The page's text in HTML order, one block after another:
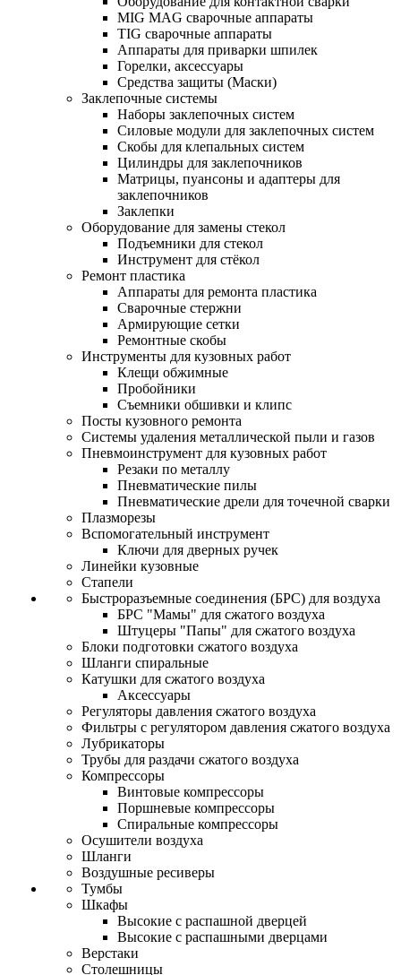
MIG MAG сварочные аппараты
TIG сварочные аппараты
Аппараты для приварки шпилек
Горелки, аксессуары
Средства защиты (Маски)
Заклепочные системы
Наборы заклепочных систем
Силовые модули для заклепочных систем
Скобы для клепальных систем
Цилиндры для заклепочников
Матрицы, пуансоны и адаптеры для
заклепочников
Заклепки
Оборудование для замены стекол
Подъемники для стекол
Инструмент для стёкол
Ремонт пластика
Аппараты для ремонта пластика
Сварочные стержни
Армирующие сетки
Ремонтные скобы
Инструменты для кузовных работ
Клещи обжимные
Пробойники
Съемники обшивки и клипс
Посты кузовного ремонта
Системы удаления металлической пыли и газов
Пневмоинструмент для кузовных работ
Резаки по металлу
Пневматические пилы
Пневматические дрели для точечной сварки
Плазморезы
Вспомогательный инструмент
Ключи для дверных ручек
Линейки кузовные
Стапели
Быстроразъемные соединения (БРС) для воздуха
БРС "Мамы" для сжатого воздуха
Штуцеры "Папы" для сжатого воздуха
Блоки подготовки сжатого воздуха
Шланги спиральные
Катушки для сжатого воздуха
Аксессуары
Регуляторы давления сжатого воздуха
Фильтры с регулятором давления сжатого воздуха
Лубрикаторы
Трубы для раздачи сжатого воздуха
Компрессоры
Винтовые компрессоры
Поршневые компрессоры
Спиральные компрессоры
Осушители воздуха
Шланги
Воздушные ресиверы
Тумбы
Шкафы
Высокие с распашной дверцей
Высокие с распашными дверцами
Верстаки
Столешницы